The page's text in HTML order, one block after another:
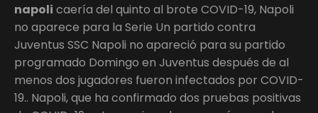
napoli caería del quinto al brote COVID-19, Napoli
no aparece para la Serie Un partido contra
Juventus SSC Napoli no apareció para su partido
programado Domingo en Juventus después de al
menos dos jugadores fueron infectados por COVID-
19.. Napoli, que ha confirmado dos pruebas positivas